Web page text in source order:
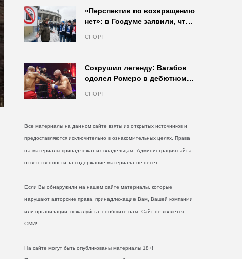
«Перспектив по возвращению
нет»: в Госдуме заявили, что
СПОРТ
Сокрушил легенду: Вагабов
одолел Ромеро в дебютном
СПОРТ
Все материалы на данном сайте взяты из открытых источников и
предоставляются исключительно в ознакомительных целях. Права
на материалы принадлежат их владельцам. Администрация сайта
ответственности за содержание материала не несет.
Если Вы обнаружили на нашем сайте материалы, которые
нарушают авторские права, принадлежащие Вам, Вашей компании
или организации, пожалуйста, сообщите нам. Сайт не является
СМИ!
На сайте могут быть опубликованы материалы 18+!